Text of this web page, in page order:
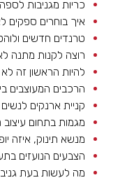
כריות מגניבות
איך בוחרים ספקים
טרנדים חדשים
רוצה לקנות מתנה
להיות הראשון זה
הרכבים המעוצבים
קניית ארנקים
מגמות בתחום
מנשא תינוק, איזה
הצבעים הנועזים
מה לעשות בעת